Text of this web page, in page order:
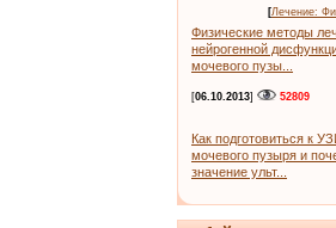
[Лечение:
Физические методы
нейрогенной
мочевого пузы...
[06.10.2013]
52809
Как подготовиться к
мочевого пузыря и
значение ульт...